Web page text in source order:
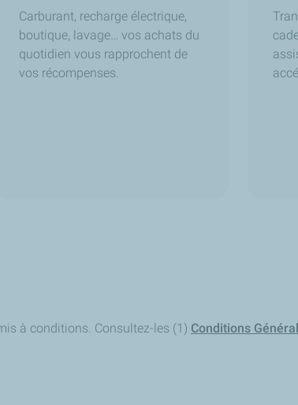
Carburant, recharge électrique,
boutique, lavage… vos achats du
quotidien vous rapprochent de
vos récompenses.
à conditions. Consultez-les (1) Conditions